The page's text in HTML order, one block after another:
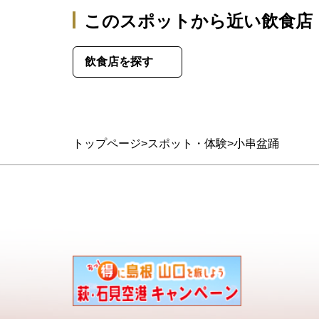
トップページ スポット・体験 小串盆踊
このスポットから近い飲食店
飲食店を探す